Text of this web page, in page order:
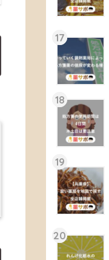
17
18
19
20